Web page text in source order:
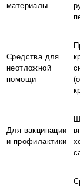
материалы
Средства для
неотложной
помощи
Для вакцинации
и профилактики